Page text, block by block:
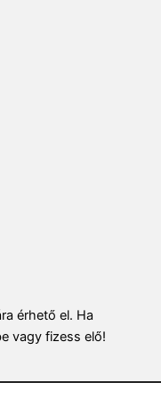
érhető el. Ha
vagy fizess elő!